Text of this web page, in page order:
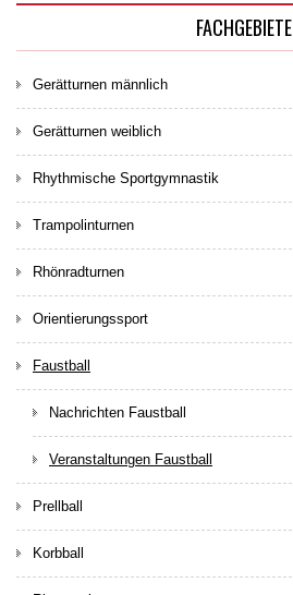
FACHGEBIETE
Gerätturnen männlich
Gerätturnen weiblich
Rhythmische Sportgymnastik
Trampolinturnen
Rhönradturnen
Orientierungssport
Faustball
Nachrichten Faustball
Veranstaltungen Faustball
Prellball
Korbball